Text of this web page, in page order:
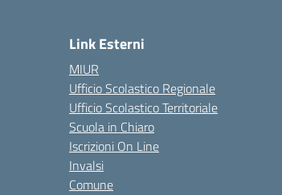
Link Esterni
MIUR
Ufficio Scolastico Regionale
Ufficio Scolastico Territoriale
Scuola in Chiaro
Iscrizioni On Line
Invalsi
Comune